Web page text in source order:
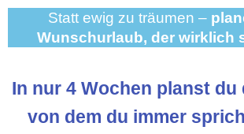
Statt ewig zu träumen –
Wunschurlaub, der wirklich
In nur 4 Wochen planst du
von dem du immer